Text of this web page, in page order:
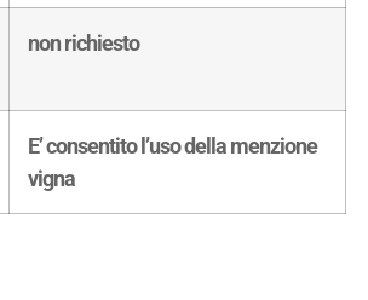
non richiesto
E’ consentito l’uso della menzione
vigna